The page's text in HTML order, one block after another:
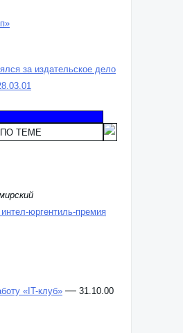
за издательское дело
ТЕМЕ
юргентиль-премия
«IT-клуб» — 31.10.00